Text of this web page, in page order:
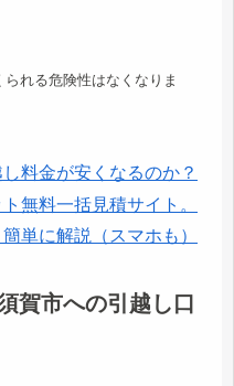
れる危険性はなくなりま
料金が安くなるのか？
無料一括見積サイト。
単に解説（スマホも）
賀市への引越し口